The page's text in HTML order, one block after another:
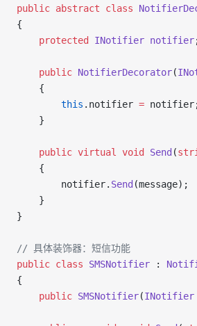
public abstract class
{
    protected
INotifier notifier
    public
NotifierDecorator(
    {
        this
.notifier =
    }
    public
virtual void Send (
    {
        notifier.
Send (message);
    }
}
// 具体装饰器：短信功能
public class SMSNotifier :
{
    public
SMSNotifier(INotifier